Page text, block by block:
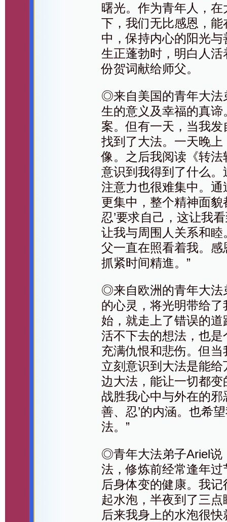
曙光。作为青年人，在
下，我们无比感恩，
中，保持内心的阳光
生正蓬勃时，明白人
份贺词献给师父。
◎来自美国的青年大法
生的意义及幸福的真
案。但有一天，当我
找到了大法。一天晚
像。之后我阅读《转
意识到我得到了什么
注意力也很难集中。
更集中，整个精神面貌
忍’要求自己，这让我
让我与周围人关系和
父一直在照看着我。
抓紧时间精進。”
◎来自欧洲的青年大法
的心灵，将光明带给
始，就走上了错误的
活不下去的想法，也
充满仇恨和悲伤。但
立刻意识到大法是能
边大法，能让一切都
战胜我心中与外在的邪
善、忍’的内涵。也希
法。”
◎青年大法弟子Ariel说
法，修炼前经常逢年
后身体变的健康。我
起水泡，半夜到了三
后来我身上的水泡很